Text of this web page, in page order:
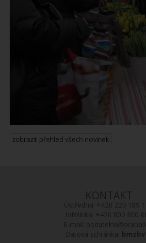
zobrazit přehled všech novinek
KONTAKT
Ústředna: +420 220 189
Infolinka: +420 800 800
E-mail:
Datová schránka: